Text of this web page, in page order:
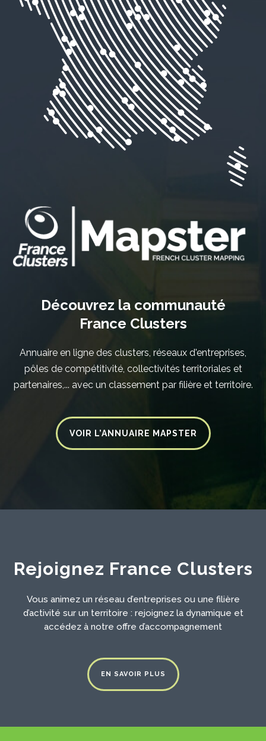
Découvrez la communauté
France Clusters
Annuaire en ligne des clusters, réseaux d'entreprises,
pôles de compétitivité, collectivités territoriales et
partenaires,... avec un classement par filière et territoire.
VOIR L’ANNUAIRE MAPSTER
Rejoignez France Clusters
Vous animez un réseau d’entreprises ou une filière
d’activité sur un territoire : rejoignez la dynamique et
accédez à notre offre d’accompagnement
EN SAVOIR PLUS